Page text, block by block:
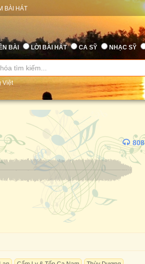
BÀI HÁT
BÀI LỜI BÀI HÁT CA SỸ NHẠC SỸ
Việt
808